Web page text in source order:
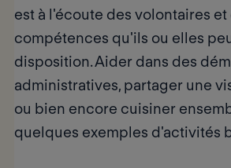
est à l'écoute des volontaires et
compétences qu'ils ou elles
disposition. Aider dans des
administratives, partager une
ou bien encore cuisiner
quelques exemples d'activités